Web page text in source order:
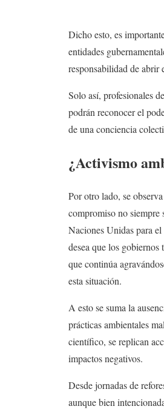
Dicho esto, es
entidades
responsabilidad de abrir
Solo así, profesionales
podrán reconocer el
de una conciencia
¿Activismo
Por otro lado, se
compromiso no siempre
Naciones Unidas para
desea que los
que continúa
esta situación.
A esto se suma la
prácticas ambientales
científico, se replican
impactos negativos.
Desde jornadas de
aunque bien